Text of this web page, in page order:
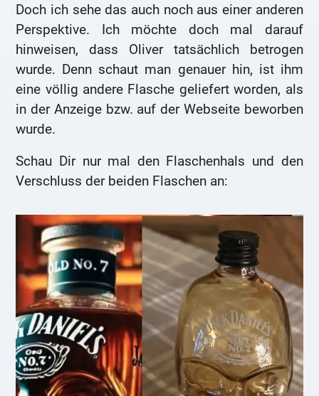
Doch ich sehe das auch noch aus einer anderen
Perspektive. Ich möchte doch mal darauf
hinweisen, dass Oliver tatsächlich betrogen
wurde. Denn schaut man genauer hin, ist ihm
eine völlig andere Flasche geliefert worden, als
in der Anzeige bzw. auf der Webseite beworben
wurde.
Schau Dir nur mal den Flaschenhals und den
Verschluss der beiden Flaschen an: